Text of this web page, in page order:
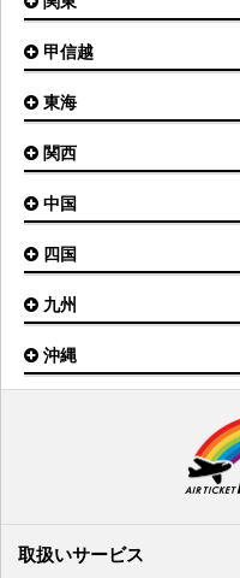
釧路空港
稚内空港
とかち帯広空港
根室中標津空港
奥尻空港
利尻空港
青森空港
三沢空港
福島空港
大館能代空港
庄内空港
山形空港
能登空港
東京(羽田)空港
茨城空港
八丈島空港
甲信越
新潟空港
東海
名古屋(中部)空港
静岡空港
関西
大阪(伊丹)空港
神戸空港
南紀白浜空港
中国
広島空港
山口宇部空港
出雲空港
米子空港
四国
松山空港
徳島空港
九州
福岡空港
鹿児島空港
北九州空港
沖縄
南大東空港
取扱いサービス